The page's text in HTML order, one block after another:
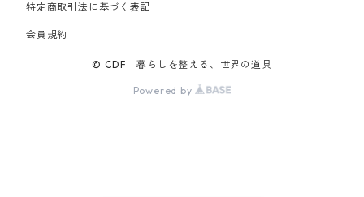
特定商取引法に基づく表記
会員規約
© CDF 暮らしを整える、世界の道具
Powered by